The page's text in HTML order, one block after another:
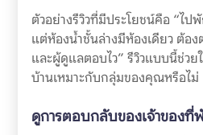
ตัวอย่างรีวิวที่มีประโยชน์คือ “ไ
แต่ห้องน้ำชั้นล่างมีห้องเดียว ต้อง
และผู้ดูแลตอบไว” รีวิวแบบนี้ช่วย
บ้านเหมาะกับกลุ่มของคุณหรือไม่
ดูการตอบกลับของเจ้าของที่